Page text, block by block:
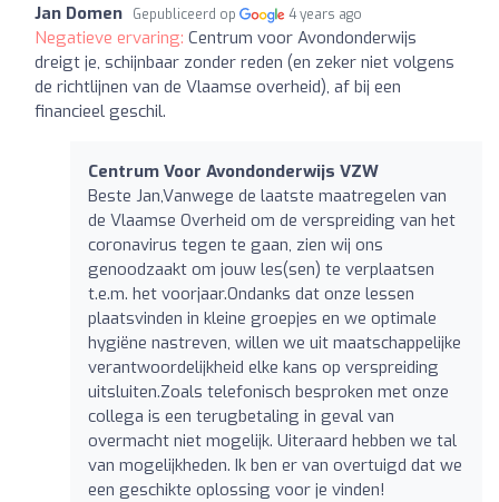
Jan Domen Gepubliceerd op 4 years ago
Negatieve ervaring: Centrum voor Avondonderwijs
dreigt je, schijnbaar zonder reden (en zeker niet volgens
de richtlijnen van de Vlaamse overheid), af bij een
financieel geschil.
Centrum Voor Avondonderwijs VZW
Beste Jan,Vanwege de laatste maatregelen van
de Vlaamse Overheid om de verspreiding van het
coronavirus tegen te gaan, zien wij ons
genoodzaakt om jouw les(sen) te verplaatsen
t.e.m. het voorjaar.Ondanks dat onze lessen
plaatsvinden in kleine groepjes en we optimale
hygiëne nastreven, willen we uit maatschappelijke
verantwoordelijkheid elke kans op verspreiding
uitsluiten.Zoals telefonisch besproken met onze
collega is een terugbetaling in geval van
overmacht niet mogelijk. Uiteraard hebben we tal
van mogelijkheden. Ik ben er van overtuigd dat we
een geschikte oplossing voor je vinden!